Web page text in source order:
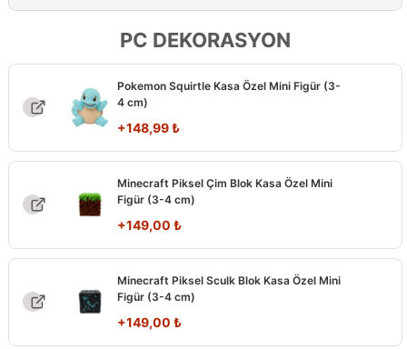
PC DEKORASYON
Pokemon Squirtle Kasa Özel Mini Figür (3-
4 cm)
+148,99₺
Minecraft Piksel Çim Blok Kasa Özel Mini
Figür (3-4 cm)
+149,00 ₺
Minecraft Piksel Sculk Blok Kasa Özel Mini
Figür (3-4 cm)
+149,00 ₺